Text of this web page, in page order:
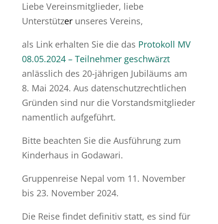
Liebe Vereinsmitglieder, liebe
Unterstützerunseres Vereins,
als Link erhalten Sie die das Protokoll MV
08.05.2024 – Teilnehmer geschwärzt
anlässlich des 20-jährigen Jubiläums am
8. Mai 2024. Aus datenschutzrechtlichen
Gründen sind nur die Vorstandsmitglieder
namentlich aufgeführt.
Bitte beachten Sie die Ausführung zum
Kinderhaus in Godawari.
Gruppenreise Nepal vom 11. November
bis 23. November 2024.
Die Reise findet definitiv statt, es sind für